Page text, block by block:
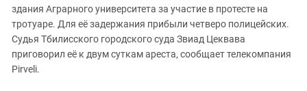
здания Аграрного университета за участие в протесте на
тротуаре. Для её задержания прибыли четверо полицейских.
Судья Тбилисского городского суда Звиад Цеквава
приговорил её к двум суткам ареста, сообщает телекомпания
Pirveli.